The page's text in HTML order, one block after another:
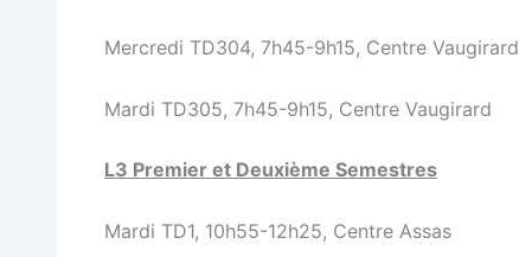
Mercredi TD304, 7h45-9h15, Centre Vaugirard
Mardi TD305, 7h45-9h15, Centre Vaugirard
L3 Premier et Deuxième Semestres
Mardi TD1, 10h55-12h25, Centre Assas